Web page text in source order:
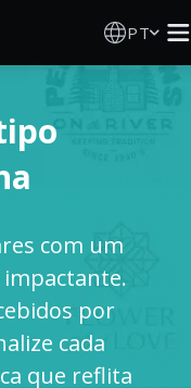
PT
com um
por
cada
que reflita